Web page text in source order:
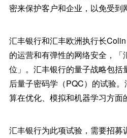
密来保护客户和企业，以免受到
汇丰银行和汇丰欧洲执行长
的运营和有弹性的网络安全，「
位」。汇丰银行的量子战略包括
后量子密码学（PQC）的试验
算在优化、模拟和机器学习方面
汇丰银行为此项试验，需要招募